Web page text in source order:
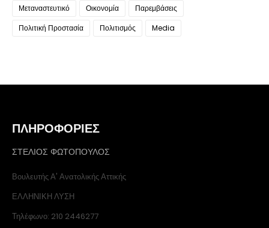
Μεταναστευτικό
Οικονομία
Παρεμβάσεις
Πολιτική Προστασία
Πολιτισμός Media
ΠΛΗΡΟΦΟΡΙΕΣ
ΣΤΕΛΙΟΣ ΦΩΤΟΠΟΥΛΟΣ
Βουλευτής Α' Ανατολικής Αττικής
ΕΛΛΗΝΙΚΗ ΛΥΣΗ
Τηλέφωνο: 210 2446277